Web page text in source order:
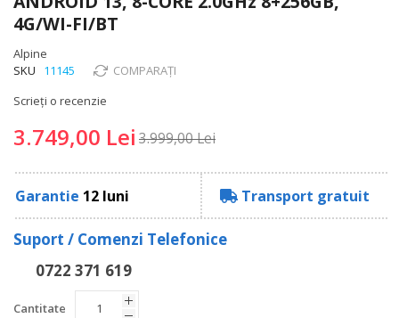
the
gallery
4G/WI-FI/BT
Alpine
SKU
11145
COMPARAȚI
Scrieți o recenzie
3.749,00 Lei 3.999,00 Lei
Garantie 12 luni Transport gratuit
Suport / Comenzi Telefonice
0722 371 619
Cantitate